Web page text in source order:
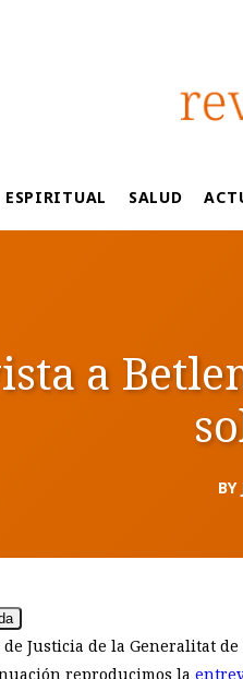
ESPIRITUAL SALUD
a
BY
Justicia de la Generalitat
reproducimos la